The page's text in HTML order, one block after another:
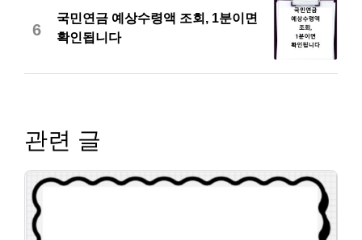
6
국민연금 예상수령액 조회, 1분이면
확인됩니다
관련 글